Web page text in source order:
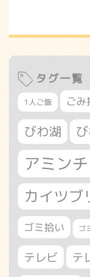
タグ一覧
1人ご飯 ごみ
びわ湖
アミン
カイツブ
ゴミ拾い ゴ
テレビ テ